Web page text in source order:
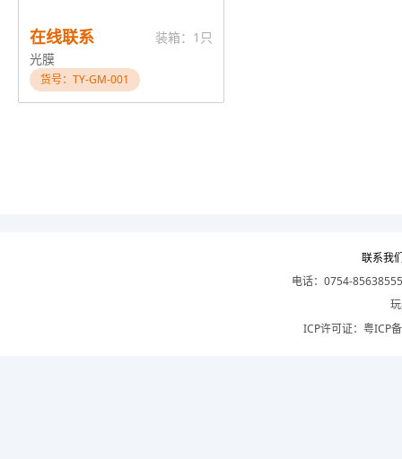
在线联系
装箱：1只
光膜
货号：TY-GM-001
联系我
电话：0754-
ICP许可证： 粤ICP